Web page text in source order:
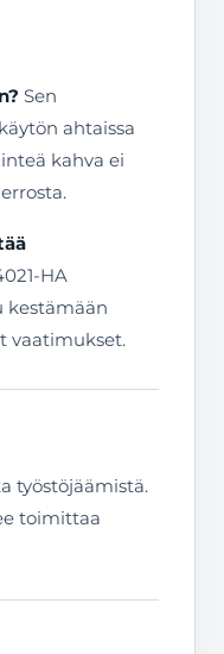
Sen
ahtaissa
kahva ei
HA
kestämään
vaatimukset.
työstöjäämistä.
toimittaa